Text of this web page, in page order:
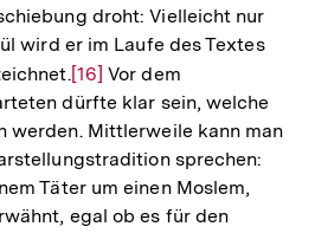
der
Fußnote
droht: Vielleicht nur
wird er im Laufe des Textes
Zur
Auflösung
der
Fußnote
[16] Vor dem
dürfte klar sein, welche
werden. Mittlerweile kann man
sprechen:
Täter um einen Moslem,
egal ob es für den